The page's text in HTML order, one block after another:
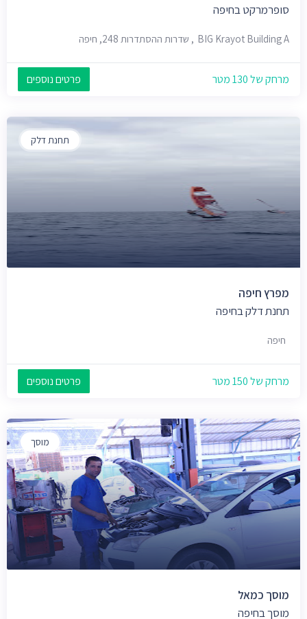
סופרמרקט בחיפה
BIG Krayot Building A, שדרות ההסתדרות 248, חיפה
מרחק של 130 מטר פרטים נוספים
תחנת דלק
מפרץ חיפה
תחנת דלק בחיפה
חיפה
מרחק של 150 מטר פרטים נוספים
מוסך
מוסך כמאל
מוסך בחיפה